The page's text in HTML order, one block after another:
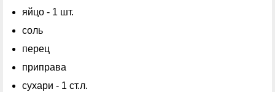
яйцо - 1 шт.
соль
перец
приправа
сухари - 1 ст.л.